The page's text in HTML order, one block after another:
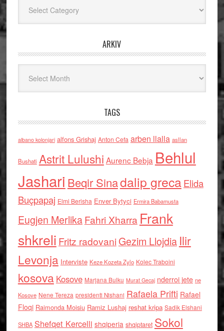
ARKIV
TAGS
albano kolonjari alfons Grishaj Anton Cefa arben llalla asllan
Bushati Astrit Lulushi Aurenc Bebja Behlul
Jashari Beqir Sinadalip grecaElida
Buçpapaj Elmi Berisha Enver Bytyci Ermira Babamusta
Eugjen MerlikaFahri Xharra Frank
shkreli Fritz radovaniGezim Llojdia Ilir
Levonja Interviste Keze Kozeta Zylo Kolec Traboini
kosova Kosove Marjana Bulku Murat Gecaj nderroi jete ne
Kosove Nene Tereza presidenti Nishani Rafaela Prifti Rafael
Floqi Raimonda Moisiu Ramiz Lushaj reshat kripa Sadik Elshani
SHBA Shefqet Kercelli shqiperia shqiptaret Sokol